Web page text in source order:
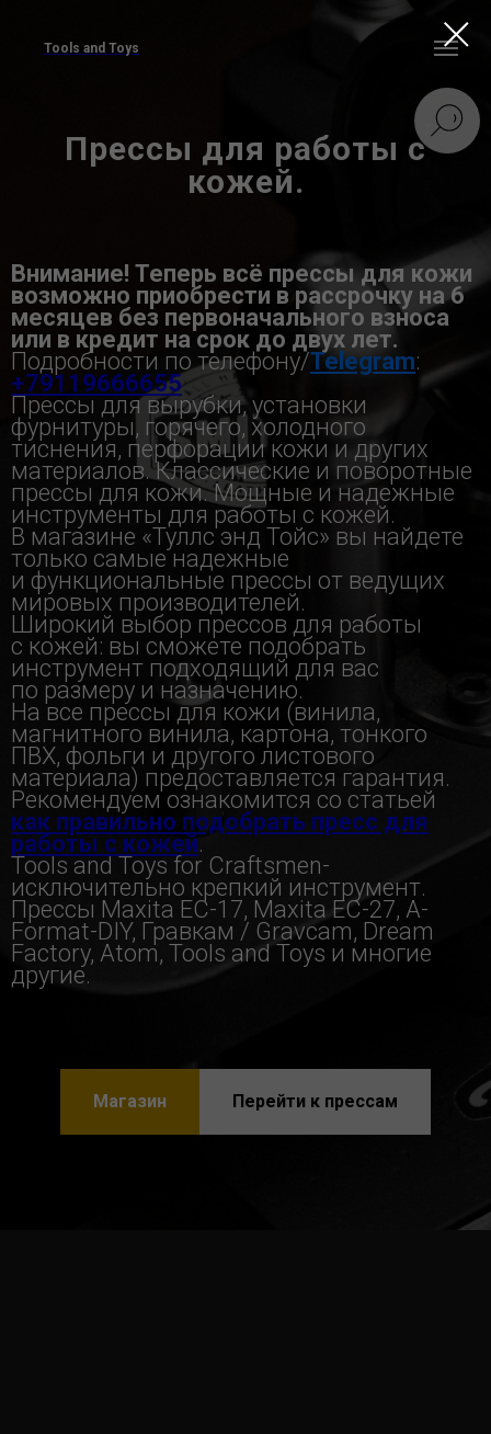
Tools and Toys
Прессы для работы с
кожей.
Внимание! Теперь всё прессы для кожи
возможно приобрести в рассрочку на 6
месяцев без первоначального взноса
или в кредит на срок до двух лет.
Подробности по телефону/Telegram:
+79119666655
Прессы для вырубки, установки
фурнитуры, горячего, холодного
тиснения, перфорации кожи и других
материалов. Классические и поворотные
прессы для кожи. Мощные и надежные
инструменты для работы с кожей.
В магазине «Туллс энд Тойс» вы найдете
только самые надежные
и функциональные прессы от ведущих
мировых производителей.
Широкий выбор прессов для работы
с кожей: вы сможете подобрать
инструмент подходящий для вас
по размеру и назначению.
На все прессы для кожи (винила,
магнитного винила, картона, тонкого
ПВХ, фольги и другого листового
материала) предоставляется гарантия.
Рекомендуем ознакомится со статьей
как правильно подобрать пресс для
работы с кожей.
Tools and Toys for Craftsmen-
исключительно крепкий инструмент.
Прессы Maxita EC-17, Maxita EC-27, A-
Format-DIY, Гравкам / Gravcam, Dream
Factory, Atom, Tools and Toys и многие
другие.
Магазин Перейти к прессам